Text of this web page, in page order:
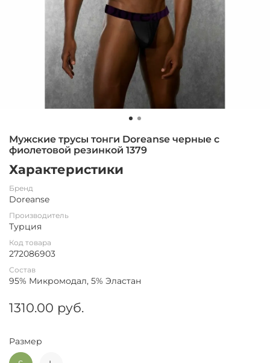
Мужские трусы тонги Doreanse черные с
фиолетовой резинкой 1379
Характеристики
Бренд
Doreanse
Производитель
Турция
Код товара
272086903
Состав
95% Микромодал, 5% Эластан
1310.00 руб.
Размер